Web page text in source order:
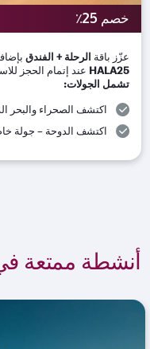
خصم 25٪
عزّز باقة الرحلة + الفندق
HALA25 عند إتمام الحجز
تشمل الجولات:
اكتشف الصحراء والبحر
اكتشف الدوحة – جولة
أنشطة ممتعة